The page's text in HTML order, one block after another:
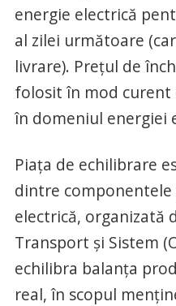
energie electrică
al zilei următoare
livrare). Prețul de
folosit în mod
în domeniul energiei
Piaţa de echilibrare
dintre
electrică, organizată
Transport şi Sistem
echilibra balanţa
real, în scopul